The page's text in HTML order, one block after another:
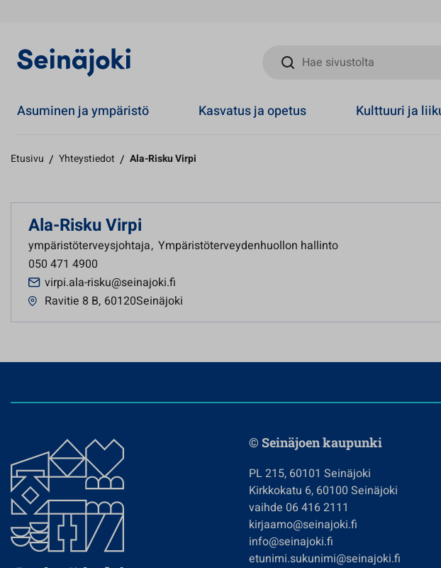
Hae sivustolta
Asuminen ja ympäristö Kasvatus ja opetus Kulttuuri ja
Etusivu / Yhteystiedot / Ala-Risku Virpi
Ala-Risku Virpi
ympäristöterveysjohtaja, Ympäristöterveydenhuollon hallinto
050 471 4900
virpi.ala-risku@seinajoki.fi
Ravitie 8 B, 60120Seinäjoki
© Seinäjoen kaupunki
PL 215, 60101 Seinäjoki
Kirkkokatu 6, 60100 Seinäjoki
vaihde 06 416 2111
kirjaamo@seinajoki.fi
info@seinajoki.fi
etunimi.sukunimi@seinajoki.fi